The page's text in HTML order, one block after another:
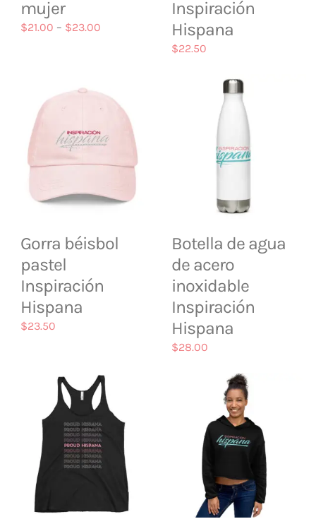
mujer
$21.00 – $23.00
Inspiración
Hispana
$22.50
Gorra béisbol
pastel
Inspiración
Hispana
$23.50
Botella de agua
de acero
inoxidable
Inspiración
Hispana
$28.00